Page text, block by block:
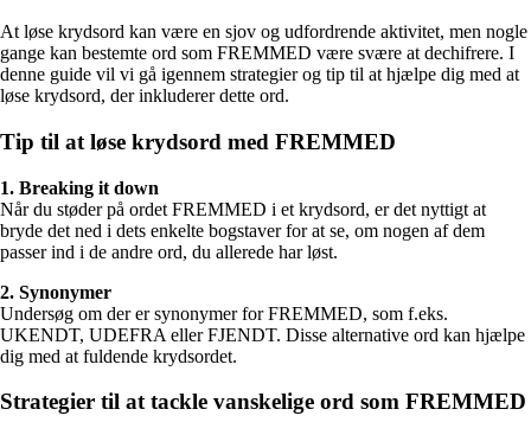
At løse krydsord kan være en sjov og udfordrende aktivitet, men nogle
gange kan bestemte ord som FREMMED være svære at dechifrere. I
denne guide vil vi gå igennem strategier og tip til at hjælpe dig med at
løse krydsord, der inkluderer dette ord.
Tip til at løse krydsord med FREMMED
1. Breaking it down
Når du støder på ordet FREMMED i et krydsord, er det nyttigt at
bryde det ned i dets enkelte bogstaver for at se, om nogen af dem
passer ind i de andre ord, du allerede har løst.
2. Synonymer
Undersøg om der er synonymer for FREMMED, som f.eks.
UKENDT, UDEFRA eller FJENDT. Disse alternative ord kan hjælpe
dig med at fuldende krydsordet.
Strategier til at tackle vanskelige ord som FREMMED